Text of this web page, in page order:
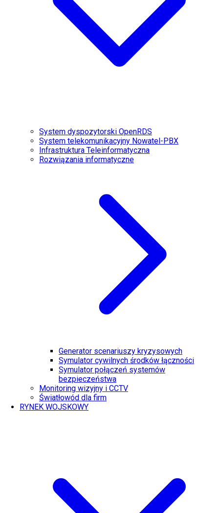
System dyspozytorski OpenRDS
System telekomunikacyjny Nowatel-PBX
Infrastruktura Teleinformatyczna
Rozwiązania informatyczne
Generator scenariuszy kryzysowych
Symulator cywilnych środków łączności
Symulator połączeń systemów
bezpieczeństwa
Monitoring wizyjny i CCTV
Światłowód dla firm
RYNEK WOJSKOWY